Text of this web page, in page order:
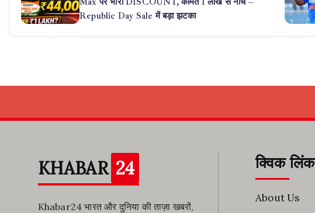
Republic Day Sale में बड़ा झटका
KHABAR 24
Khabar24 भारत और दुनिया की ताज़ा खबरों,
क्विक लिंक
About Us